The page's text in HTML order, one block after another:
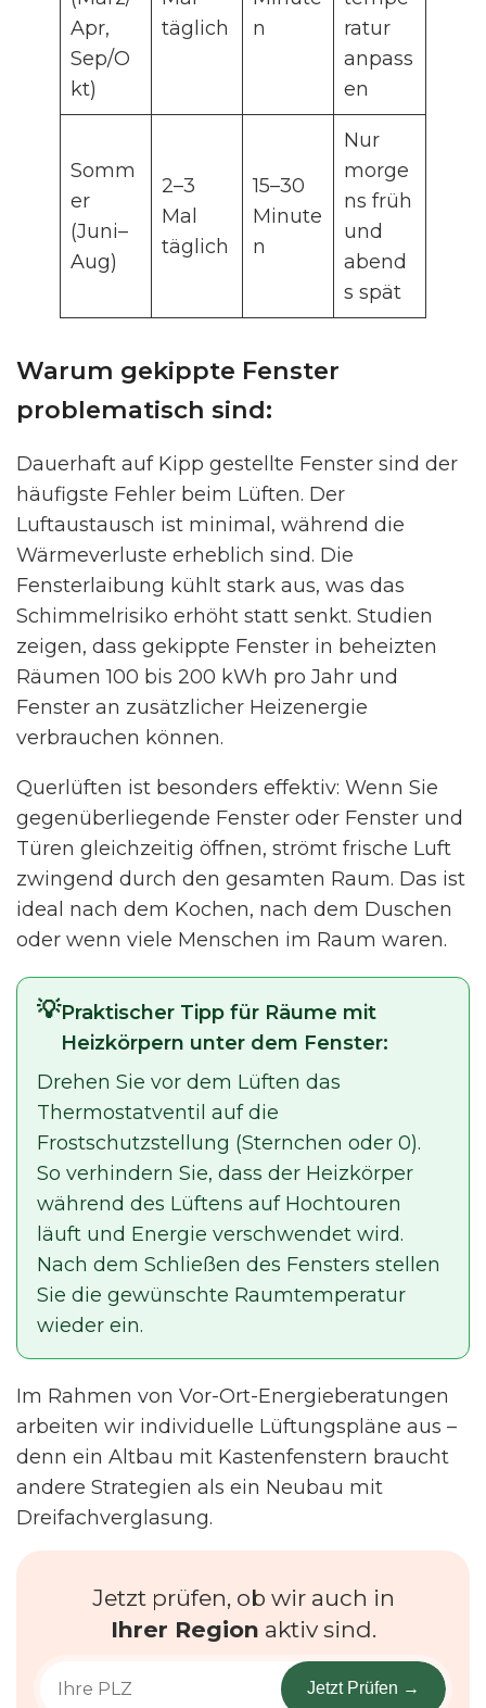
Apr,
Sep/O
kt)
täglich
n
ratur
anpass
en
Somm
er
(Juni–
Aug)
2–3
Mal
täglich
15–30
Minute
n
Nur
morge
ns früh
und
abend
s spät
Warum gekippte Fenster
problematisch sind:
Dauerhaft auf Kipp gestellte Fenster sind der
häufigste Fehler beim Lüften. Der
Luftaustausch ist minimal, während die
Wärmeverluste erheblich sind. Die
Fensterlaibung kühlt stark aus, was das
Schimmelrisiko erhöht statt senkt. Studien
zeigen, dass gekippte Fenster in beheizten
Räumen 100 bis 200 kWh pro Jahr und
Fenster an zusätzlicher Heizenergie
verbrauchen können.
Querlüften ist besonders effektiv: Wenn Sie
gegenüberliegende Fenster oder Fenster und
Türen gleichzeitig öffnen, strömt frische Luft
zwingend durch den gesamten Raum. Das ist
ideal nach dem Kochen, nach dem Duschen
oder wenn viele Menschen im Raum waren.
Praktischer Tipp für Räume mit
Heizkörpern unter dem Fenster:
Drehen Sie vor dem Lüften das
Thermostatventil auf die
Frostschutzstellung (Sternchen oder 0).
So verhindern Sie, dass der Heizkörper
während des Lüftens auf Hochtouren
läuft und Energie verschwendet wird.
Nach dem Schließen des Fensters stellen
Sie die gewünschte Raumtemperatur
wieder ein.
Im Rahmen von Vor-Ort-Energieberatungen
arbeiten wir individuelle Lüftungspläne aus –
denn ein Altbau mit Kastenfenstern braucht
andere Strategien als ein Neubau mit
Dreifachverglasung.
Jetzt prüfen, ob wir auch in
Ihrer Region aktiv sind.
Jetzt Prüfen →